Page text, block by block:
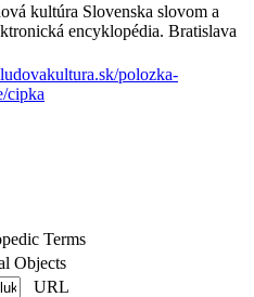
kultúra Slovenska slovom a
encyklopédia. Bratislava
polozka-
cipka
Terms
Objects
URL